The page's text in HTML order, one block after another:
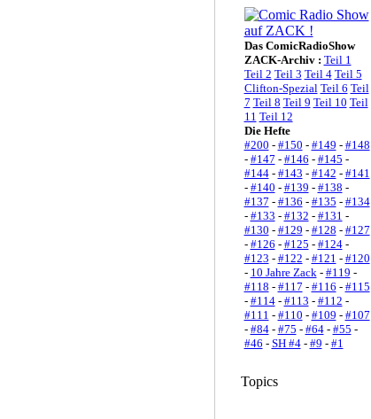
Das ComicRadioShow
ZACK-Archiv : Teil 1
Teil 2 Teil 3 Teil 4 Teil 5
Clifton-Spezial Teil 6 Teil
7 Teil 8 Teil 9 Teil 10 Teil
11 Teil 12
Die Hefte
#200 - #150 - #149 - #148
- #147 - #146 - #145 -
#144- #143 - #142 - #141
- #140 - #139 - #138 -
#137 - #136 - #135 - #134
- #133 - #132 - #131 -
#130 - #129 - #128 - #127
- #126 - #125 - #124-
#123 - #122 - #121 - #120
- 10 Jahre Zack- #119 -
#118 - #117 - #116 - #115
- #114- #113 - #112 -
#111 - #110 - #109 - #107
- #84- #75 - #64- #55 -
#46 - SH #4- #9 - #1
Topics